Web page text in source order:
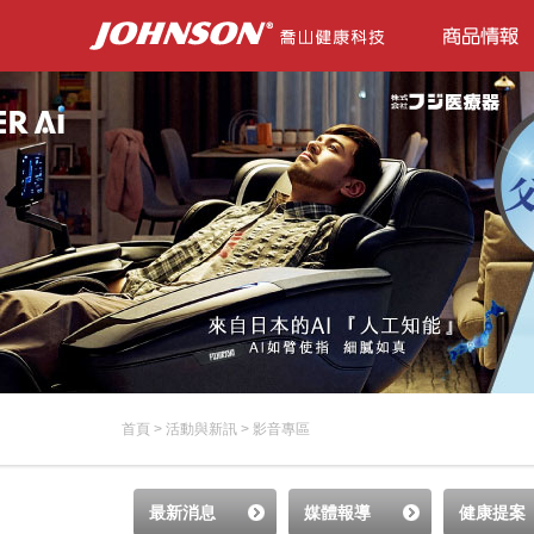
首頁 > 活動與新訊 > 影音專區
最新消息 媒體報導 健康提案